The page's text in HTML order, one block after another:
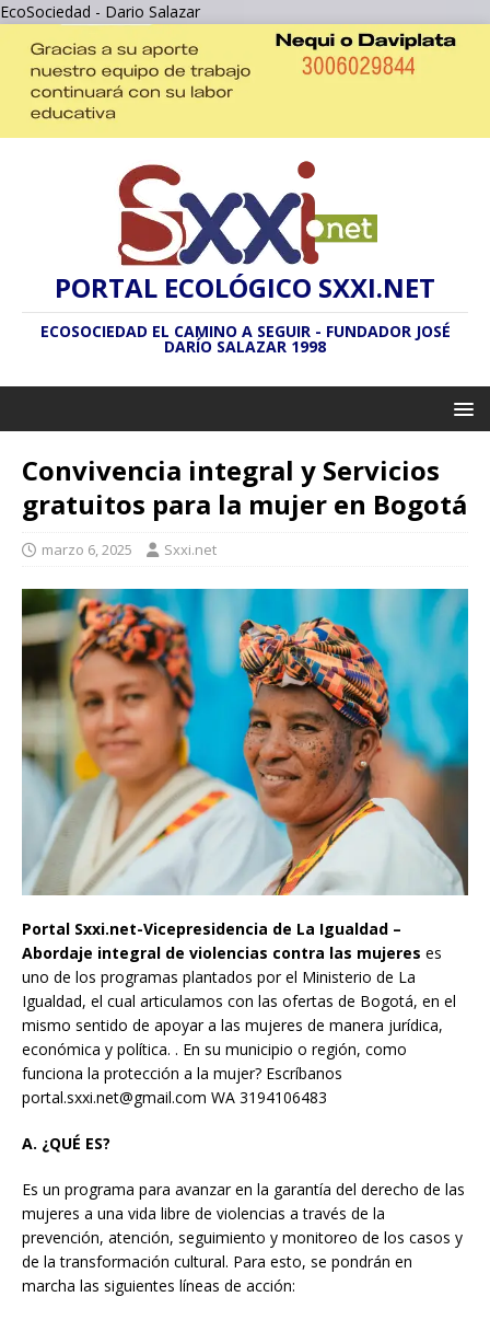
EcoSociedad - Dario Salazar
PORTAL ECOLÓGICO SXXI.NET
ECOSOCIEDAD EL CAMINO A SEGUIR - FUNDADOR JOSÉ
DARÍO SALAZAR 1998
Convivencia integral y Servicios
gratuitos para la mujer en Bogotá
marzo 6, 2025 Sxxi.net
Portal Sxxi.net-Vicepresidencia de La Igualdad –
Abordaje integral de violencias contra las mujeres es
uno de los programas plantados por el Ministerio de La
Igualdad, el cual articulamos con las ofertas de Bogotá, en el
mismo sentido de apoyar a las mujeres de manera jurídica,
económica y política. . En su municipio o región, como
funciona la protección a la mujer? Escríbanos
portal.sxxi.net@gmail.com WA 3194106483
A. ¿QUÉ ES?
Es un programa para avanzar en la garantía del derecho de las
mujeres a una vida libre de violencias a través de la
prevención, atención, seguimiento y monitoreo de los casos y
de la transformación cultural. Para esto, se pondrán en
marcha las siguientes líneas de acción: